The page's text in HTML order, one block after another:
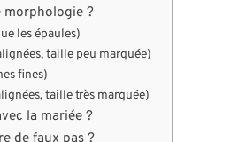
morphologie ?
les épaules)
taille peu marquée)
fines)
taille très marquée)
la mariée ?
de faux pas ?